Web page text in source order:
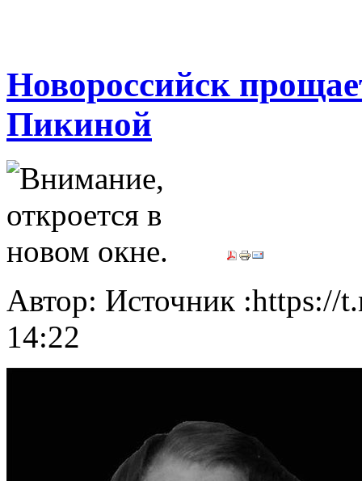
Новороссийск
Пикиной
Автор: Источник :https://
14:22